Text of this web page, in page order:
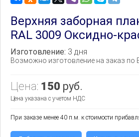
Верхняя заборная
RAL 3009 Оксидно-
Изготовление: 3 дня
Возможно изготовление на заказ по
Цена: 150 руб.
Цена указана с учетом НДС
При заказе менее 40 п.м. к стоимости